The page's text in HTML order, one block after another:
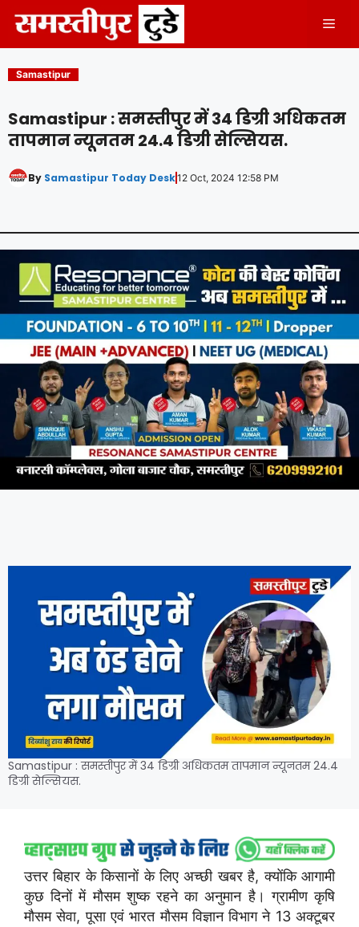
content
Samastipur
Samastipur : समस्तीपुर में 34 डिग्री अधिकतम
तापमान न्यूनतम 24.4 डिग्री सेल्सियस.
By Samastipur Today Desk12 Oct, 2024 12:58 PM
Samastipur : समस्तीपुर में 34 डिग्री अधिकतम तापमान न्यूनतम 24.4
डिग्री सेल्सियस.
उत्तर बिहार के किसानों के लिए अच्छी खबर है, क्योंकि आगामी
कुछ दिनों में मौसम शुष्क रहने का अनुमान है। ग्रामीण कृषि
मौसम सेवा, पूसा एवं भारत मौसम विज्ञान विभाग ने 13 अक्टूबर